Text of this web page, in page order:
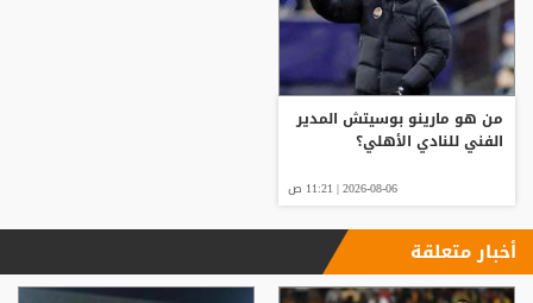
من هو مارينو بوسيتش المدير
الفني للنادي الأهلي؟
2026-08-06 | 11:21 ص
أخبار متعلقة